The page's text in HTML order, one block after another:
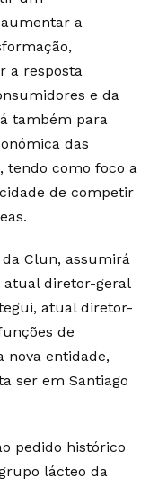
a
a resposta
e da
também para
das
tendo como foco a
de competir
Clun, assumirá
atual diretor-geral
atual diretor-
de
nova entidade,
ser em Santiago
pedido histórico
lácteo da